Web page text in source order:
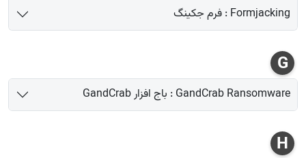
Formjacking : فرم جکینگ
G
GandCrab Ransomware : باج افزار GandCrab
H